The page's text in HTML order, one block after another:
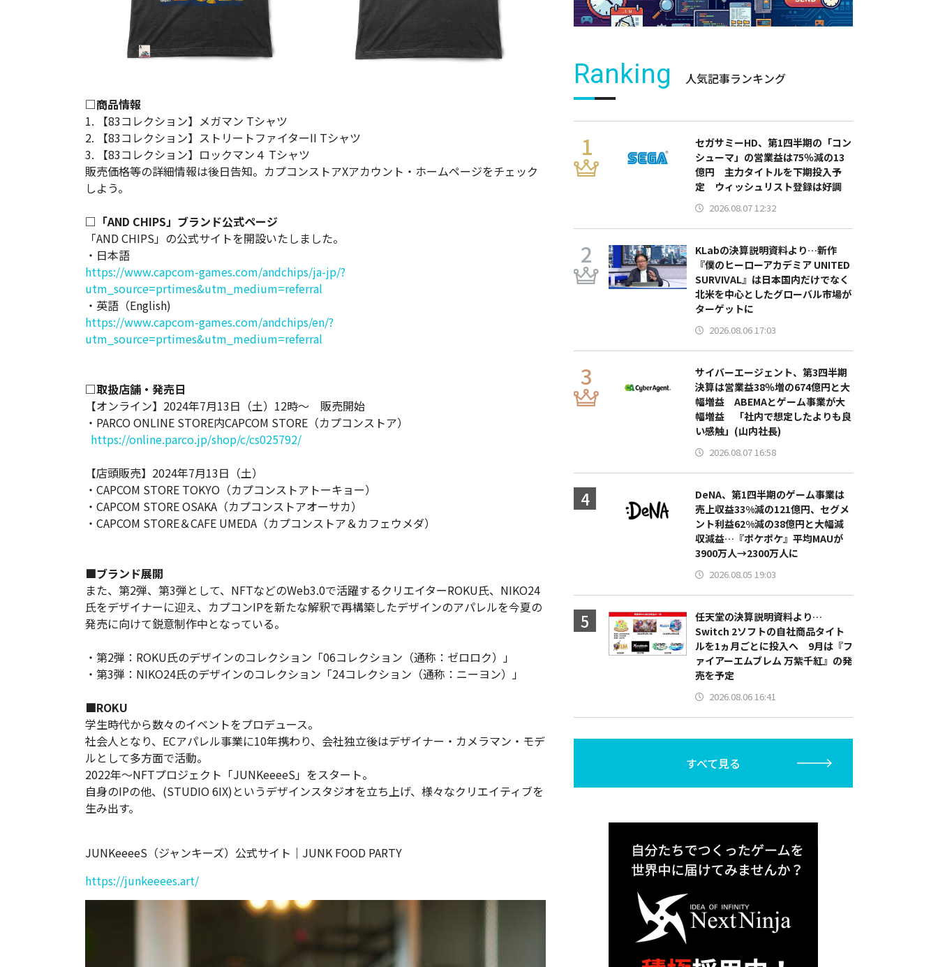
□商品情報
1. 【83コレクション】メガマン Tシャツ
2. 【83コレクション】ストリートファイターII Tシャツ
3. 【83コレクション】ロックマン４ Tシャツ
販売価格等の詳細情報は後日告知。カプコンストアXアカウント・ホームページをチェック
しよう。
□「AND CHIPS」ブランド公式ページ
「AND CHIPS」の公式サイトを開設いたしました。
・日本語
https://www.capcom-games.com/andchips/ja-jp/?
utm_source=prtimes&utm_medium=referral
・英語（English)
https://www.capcom-games.com/andchips/en/?
utm_source=prtimes&utm_medium=referral
□取扱店舗・発売日
【オンライン】2024年7月13日（土）12時～ 販売開始
・PARCO ONLINE STORE内CAPCOM STORE（カプコンストア）
https://online.parco.jp/shop/c/cs025792/
【店頭販売】2024年7月13日（土）
・CAPCOM STORE TOKYO（カプコンストアトーキョー）
・CAPCOM STORE OSAKA（カプコンストアオーサカ）
・CAPCOM STORE＆CAFE UMEDA（カプコンストア＆カフェウメダ）
■ブランド展開
また、第2弾、第3弾として、NFTなどのWeb3.0で活躍するクリエイターROKU氏、NIKO24
氏をデザイナーに迎え、カプコンIPを新たな解釈で再構築したデザインのアパレルを今夏の
発売に向けて鋭意制作中となっている。
・第2弾：ROKU氏のデザインのコレクション「06コレクション（通称：ゼロロク）」
・第3弾：NIKO24氏のデザインのコレクション「24コレクション（通称：ニーヨン）」
■ROKU
学生時代から数々のイベントをプロデュース。
社会人となり、ECアパレル事業に10年携わり、会社独立後はデザイナー・カメラマン・モデ
ルとして多方面で活動。
2022年～NFTプロジェクト「JUNKeeeeS」をスタート。
自身のIPの他、(STUDIO 6IX)というデザインスタジオを立ち上げ、様々なクリエイティブを
生み出す。
JUNKeeeeS（ジャンキーズ）公式サイト｜JUNK FOOD PARTY
https://junkeeees.art/
Ranking 人気記事ランキング
セガサミーHD、第1四半期の「コン
シューマ」の営業益は75％減の13
億円 主力タイトルを下期投入予
定 ウィッシュリスト登録は好調
2026.08.07 12:32
KLabの決算説明資料より…新作
『僕のヒーローアカデミア UNITED
SURVIVAL』は日本国内だけでなく
北米を中心としたグローバル市場が
ターゲットに
2026.08.06 17:03
サイバーエージェント、第3四半期
決算は営業益38％増の674億円と大
幅増益 ABEMAとゲーム事業が大
幅増益 「社内で想定したよりも良
い感触」(山内社長)
2026.08.07 16:58
DeNA、第1四半期のゲーム事業は
売上収益33%減の121億円、セグメ
ント利益62%減の38億円と大幅減
収減益…『ポケポケ』平均MAUが
3900万人→2300万人に
2026.08.05 19:03
任天堂の決算説明資料より…
Switch 2ソフトの自社商品タイト
ルを1ヵ月ごとに投入へ 9月は『フ
ァイアーエムブレム 万紫千紅』の発
売を予定
2026.08.06 16:41
すべて見る